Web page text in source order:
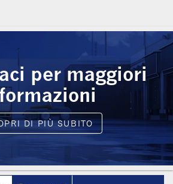
per maggiori
DI PIÙ SUBITO